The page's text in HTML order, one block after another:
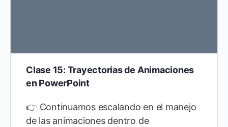
Clase 15: Trayectorias de Animaciones
en PowerPoint
👉 Continuamos escalando en el manejo
de las animaciones dentro de